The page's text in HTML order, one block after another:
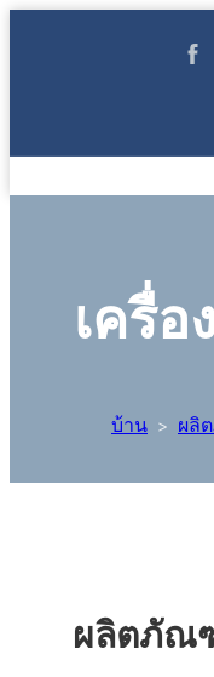
เครื่อ
บ้าน > ผลิ
ผลิตภัณ